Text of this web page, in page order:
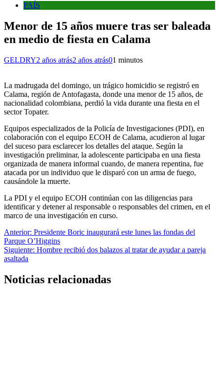
PAÍS
Menor de 15 años muere tras ser baleada
en medio de fiesta en Calama
GELDRY2 años atrás2 años atrás01 minutos
La madrugada del domingo, un trágico homicidio se registró en
Calama, región de Antofagasta, donde una menor de 15 años, de
nacionalidad colombiana, perdió la vida durante una fiesta en el
sector Topater.
Equipos especializados de la Policía de Investigaciones (PDI), en
colaboración con el equipo ECOH de Calama, acudieron al lugar
del suceso para esclarecer los detalles del ataque. Según la
investigación preliminar, la adolescente participaba en una fiesta
organizada de manera informal cuando, de manera repentina, fue
atacada por un individuo que le disparó con un arma de fuego,
causándole la muerte.
La PDI y el equipo ECOH continúan con las diligencias para
identificar y detener al responsable o responsables del crimen, en el
marco de una investigación en curso.
Navegación
de
entradas
Anterior: Presidente Boric inaugurará este lunes las fondas del
Parque O’Higgins
Siguiente: Hombre recibió dos balazos al tratar de ayudar a pareja
asaltada
Noticias relacionadas